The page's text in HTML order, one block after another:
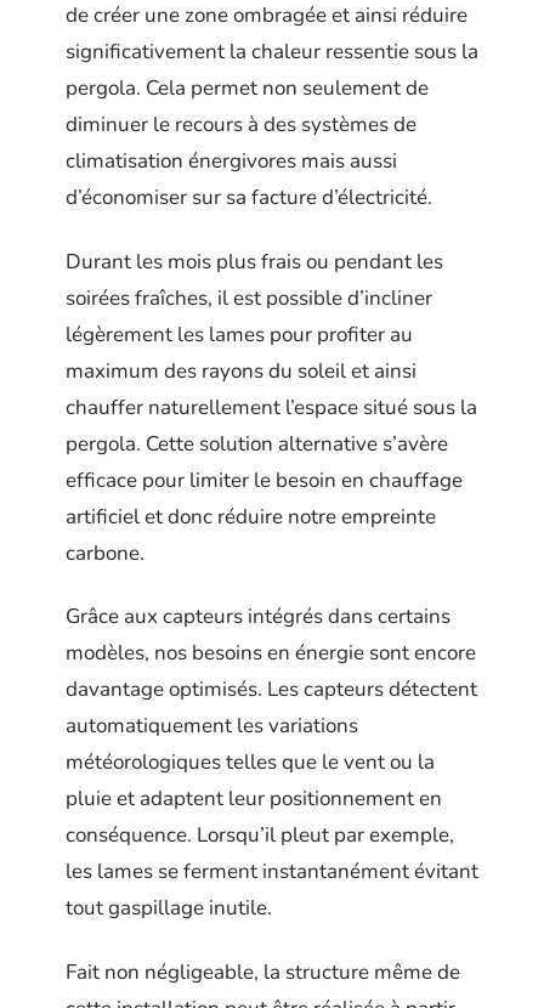
de créer une zone ombragée et ainsi réduire
significativement la chaleur ressentie sous la
pergola. Cela permet non seulement de
diminuer le recours à des systèmes de
climatisation énergivores mais aussi
d’économiser sur sa facture d’électricité.
Durant les mois plus frais ou pendant les
soirées fraîches, il est possible d’incliner
légèrement les lames pour profiter au
maximum des rayons du soleil et ainsi
chauffer naturellement l’espace situé sous la
pergola. Cette solution alternative s’avère
efficace pour limiter le besoin en chauffage
artificiel et donc réduire notre empreinte
carbone.
Grâce aux capteurs intégrés dans certains
modèles, nos besoins en énergie sont encore
davantage optimisés. Les capteurs détectent
automatiquement les variations
météorologiques telles que le vent ou la
pluie et adaptent leur positionnement en
conséquence. Lorsqu’il pleut par exemple,
les lames se ferment instantanément évitant
tout gaspillage inutile.
Fait non négligeable, la structure même de